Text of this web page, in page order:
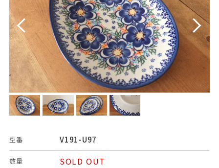
型番 V191-U97
数量 SOLD OUT